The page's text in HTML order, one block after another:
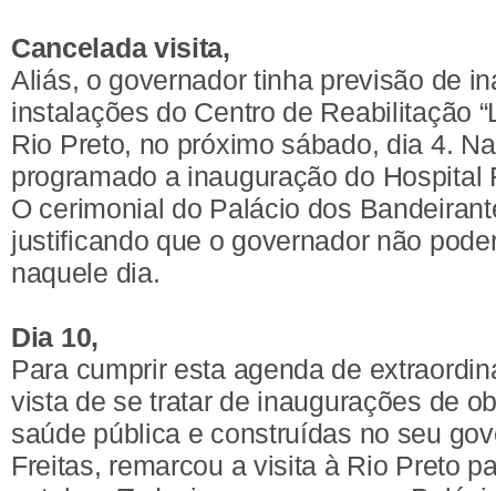
Cancelada visita,
Aliás, o governador tinha previsão de
instalações do Centro de Reabilitação
Rio Preto, no próximo sábado, dia 4.
programado a inauguração do Hospital
O cerimonial do Palácio dos
justificando que o governador não
naquele dia.
Dia 10,
Para cumprir esta agenda de
vista de se tratar de inaugurações de
saúde pública e construídas no seu
Freitas, remarcou a visita à Rio Preto